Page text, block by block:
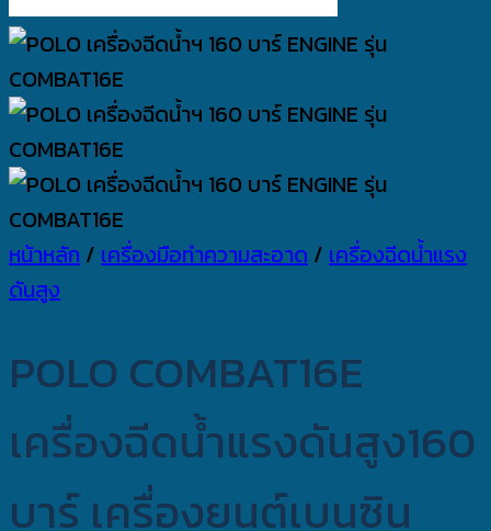
หน้าหลัก / เครื่องมือทำความสะอาด / เครื่องฉีดน้ำแรง
ดันสูง
POLO COMBAT16E
เครื่องฉีดน้ำแรงดันสูง160
บาร์ เครื่องยนต์เบนซิน